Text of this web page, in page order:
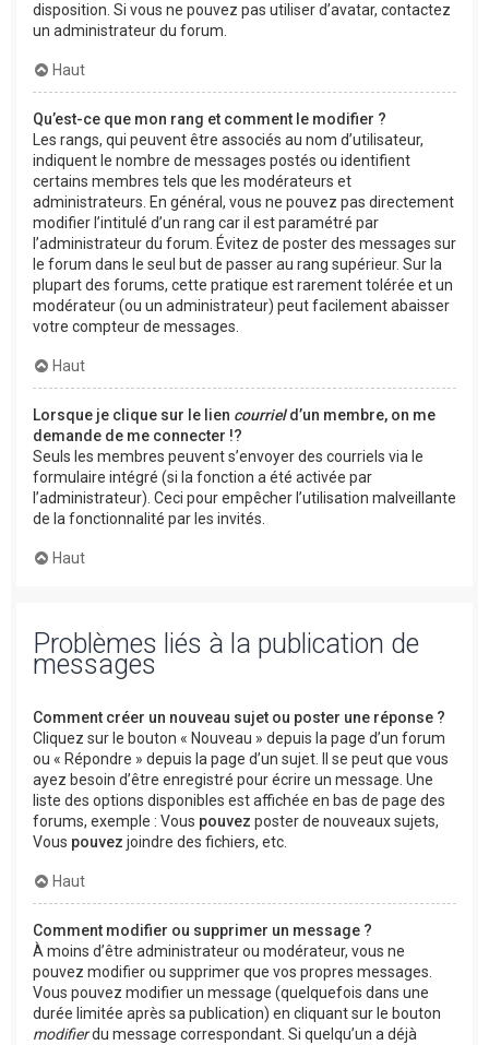
disposition. Si vous ne pouvez pas utiliser d’avatar, contactez
un administrateur du forum.
Haut
Qu’est-ce que mon rang et comment le modifier ?
Les rangs, qui peuvent être associés au nom d’utilisateur,
indiquent le nombre de messages postés ou identifient
certains membres tels que les modérateurs et
administrateurs. En général, vous ne pouvez pas directement
modifier l’intitulé d’un rang car il est paramétré par
l’administrateur du forum. Évitez de poster des messages sur
le forum dans le seul but de passer au rang supérieur. Sur la
plupart des forums, cette pratique est rarement tolérée et un
modérateur (ou un administrateur) peut facilement abaisser
votre compteur de messages.
Haut
Lorsque je clique sur le lien courrield’un membre, on me
demande de me connecter !?
Seuls les membres peuvent s’envoyer des courriels via le
formulaire intégré (si la fonction a été activée par
l’administrateur). Ceci pour empêcher l’utilisation malveillante
de la fonctionnalité par les invités.
Haut
Problèmes liés à la publication de
messages
Comment créer un nouveau sujet ou poster une réponse ?
Cliquez sur le bouton « Nouveau » depuis la page d’un forum
ou « Répondre » depuis la page d’un sujet. Il se peut que vous
ayez besoin d’être enregistré pour écrire un message. Une
liste des options disponibles est affichée en bas de page des
forums, exemple : Vous pouvez poster de nouveaux sujets,
Vous pouvez joindre des fichiers, etc.
Haut
Comment modifier ou supprimer un message ?
À moins d’être administrateur ou modérateur, vous ne
pouvez modifier ou supprimer que vos propres messages.
Vous pouvez modifier un message (quelquefois dans une
durée limitée après sa publication) en cliquant sur le bouton
modifierdu message correspondant. Si quelqu’un a déjà